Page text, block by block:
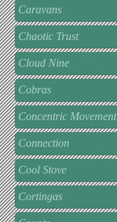
Caravans
Chaotic Trust
Cloud Nine
Cobras
Concentric Movement
Connection
Cool Stove
Cortingas